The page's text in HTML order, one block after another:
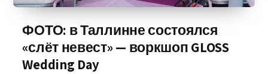
ФОТО: в Таллинне состоялся
«слёт невест» — воркшоп GLOSS
Wedding Day